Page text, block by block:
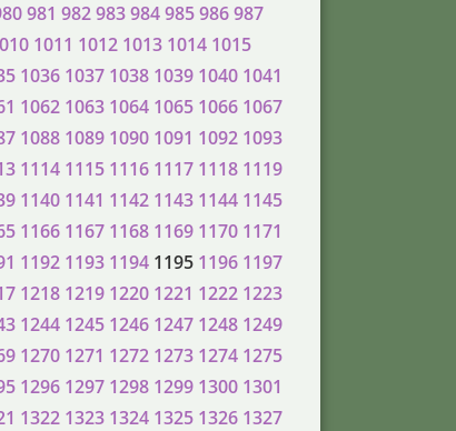
981 982983984985986987
1011 1012 1013 1014 1015
1036 1037 1038 1039 1040 1041
1062 1063 1064 1065 1066 1067
1088 1089 1090 1091 1092 1093
1114 1115 1116 1117 1118 1119
1140 1141 1142 1143 1144 1145
1166 1167 1168 1169 1170 1171
1192 1193 1194 1195 1196 1197
1218 1219 1220 1221 1222 1223
1244 1245 1246 1247 1248 1249
1270 1271 1272 1273 1274 1275
1296 1297 1298 1299 1300 1301
1322 1323 1324 1325 1326 1327